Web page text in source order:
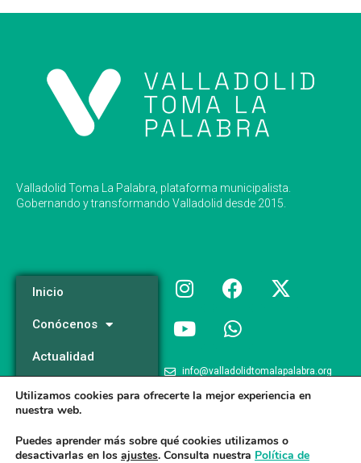
Valladolid Toma La Palabra, plataforma municipalista.
Gobernando y transformando Valladolid desde 2015.
Inicio
Conócenos
Actualidad
Programa
info@valladolidtomalapalabra.org
+34 983 426 124
Utilizamos cookies para ofrecerte la mejor experiencia en
nuestra web.
Puedes aprender más sobre qué cookies utilizamos o
desactivarlas en los ajustes. Consulta nuestra Política de